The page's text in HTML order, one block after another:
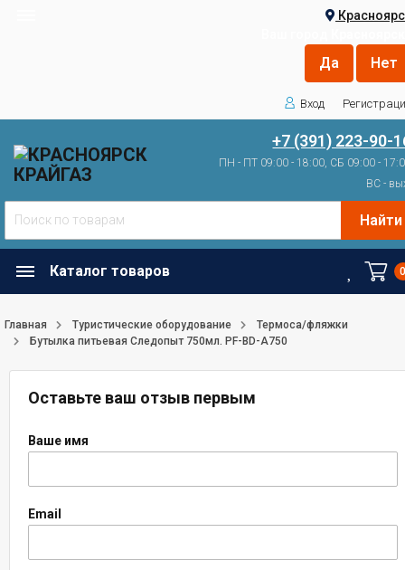
Вход
+7 (391) 223-90-
ПН - ПТ 09:00 - 18:00, СБ 09:00 -
ВС -
Найти
Каталог товаров
Главная Туристические оборудование
Термоса/фляжки
Бутылка питьевая Следопыт 750мл. PF-BD-A750
Оставьте ваш отзыв первым
Ваше имя
Email